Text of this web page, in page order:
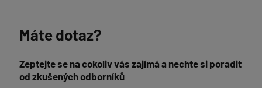
Máte dotaz?
Zeptejte se na cokoliv vás zajímá a nechte si poradit
od zkušených odborníků